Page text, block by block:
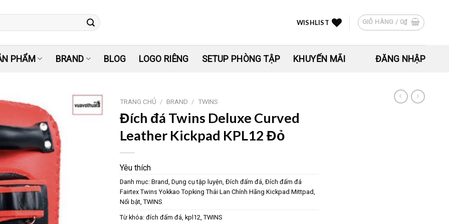
WISHLIST GIỎ HÀNG / 0₫
PHẨM BRAND BLOG LOGO RIÊNG SETUP PHÒNG TẬP KHUYẾN MÃI ĐĂNG NHẬP
TRANG CHỦ / BRAND / TWINS
Đích đá Twins Deluxe Curved
Leather Kickpad KPL12 Đỏ
Yêu thích
Danh mục: Brand Dụng cụ tập luyện Đích đấm đá Đích đấm đá
Fairtex Twins Yokkao Topking Thái Lan Chính Hãng Kickpad Mittpad
Nổi bật TWINS
Từ khóa: đích đấm đá kpl12 TWINS